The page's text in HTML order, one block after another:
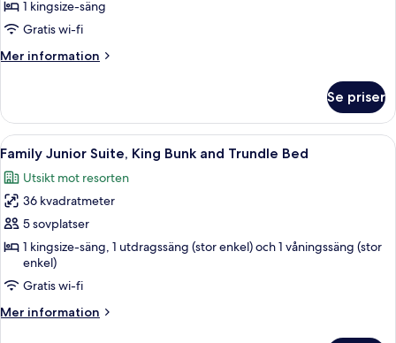
Accessible
1 kingsize-säng
Gratis wi-fi
Mer information
Mer
Suite
King
Accessible
Se priser
Öppna
alla
foton
för
Family
Junior
Suite,
King
Bunk
Ett hotellrum med en stor säng, en
4
Family Junior Suite, King Bunk and Trundle Bed
Utsikt mot resorten
36 kvadratmeter
5 sovplatser
1 kingsize-säng, 1 utdragssäng (stor enkel) och 1 våningssäng (stor
enkel)
Gratis wi-fi
Mer information
Mer